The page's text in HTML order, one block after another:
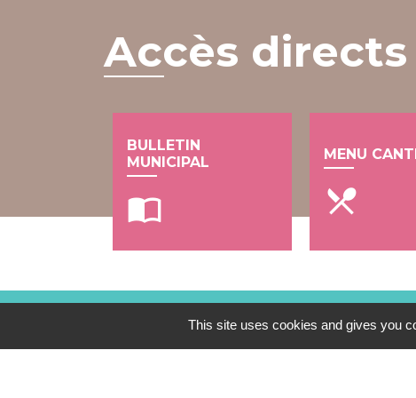
Accès directs
BULLETIN
MUNICIPAL
import_contacts
MENU
local_dining
Contacts
This site uses cookies and gives you